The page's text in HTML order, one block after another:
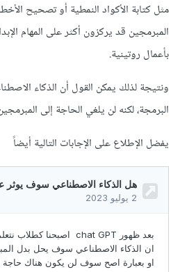
مثل كتابة الأكواد النمطية أو تصحيح
المبرمجين قد يركزون أكثر على المهام
بأعمال روتينية.
ونتيجة لذلك يمكن القول أن الذكاء
البرمجة، لكنه لن يلغي الحاجة إلى
يفضل الإطلاع على الإجابات التالية أيضاً